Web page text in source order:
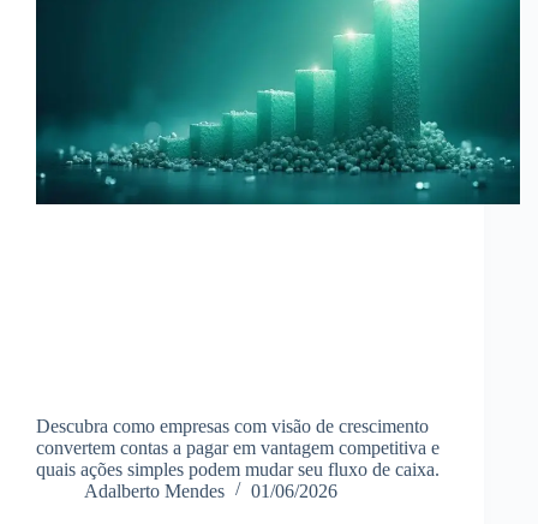
Descubra como empresas com visão de crescimento
convertem contas a pagar em vantagem competitiva e
quais ações simples podem mudar seu fluxo de caixa.
Adalberto Mendes
01/06/2026